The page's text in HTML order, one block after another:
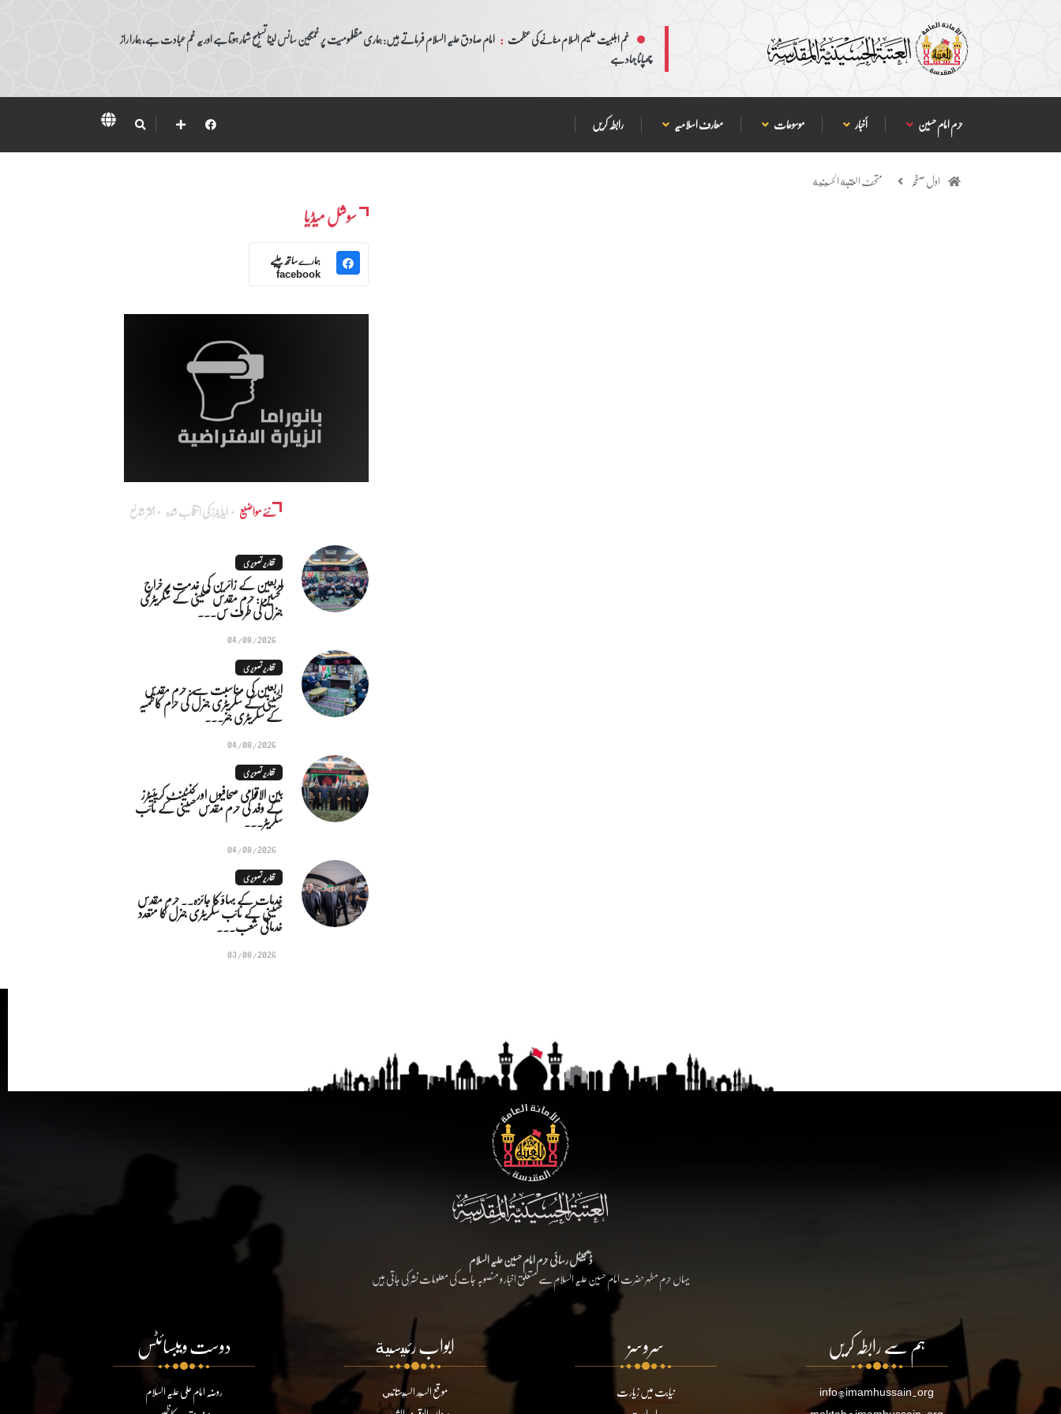
غم اہلبیت علیہم السلام منانے کی عظمت : امام صادق علیہ السلام فرماتے ہیں: ہماری مظلمومیت پر غمگین سانس لینا تسبیح شمار ہوتا ہے اور یہ غم عبادت ہے، ہمارا راز
چھپانا جہاد ہے
حرم امام حسین أخبار موسوعات معارف اسلامیہ رابطہ کریں
اول صفحہ متحف العتبة الحسينية
سوشل میڈیا
ہمارے ساتھ چلیے
facebook
نئے مواضیع ایڈٰیٹرز کی انتخاب شدہ اکثر شائع
تقاریر تصویری
اربعین کے زائرین کی خدمت پر خراجِ
تحسین: حرم مقدس حسینی کے سکریٹری
جنرل کی طرف س...
04/08/2026
تقاریر تصویری
اربعین کی مناسبت سے: حرم مقدس
حسینی کے سکریٹری جنرل کی حرم کاظمیہ
کے سکریٹری جنر...
04/08/2026
تقاریر تصویری
بین الاقوامی صحافیوں اور کنٹینٹ کریئیٹرز
کے وفد کی حرم مقدس حسینی کے نائب
سکریٹر...
04/08/2026
تقاریر تصویری
خدمات کے بہاؤ کا جائزہ.. حرم مقدس
حسینی کے نائب سکریٹری جنرل کا متعدد
خدماتی شعب...
03/08/2026
ڈیجیٹل رسائی حرم امام حسین علیہ السلام
یہاں حرم مطہر حضرت امام حسین علیہ السلام سے متعلق اخبار و منصوبہ جات کی معلومات نشر کی جاتی ہیں
ہم سے رابطہ کریں
info@imamhussain.org
سروسز
نیابت میں زیارت
ابواب رئيسية
موقع السيد السيستاني
دوست ویبسائٹس
روضہ امام علی علیہ السلام